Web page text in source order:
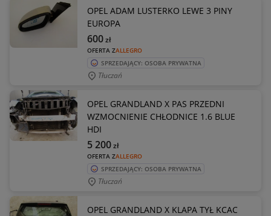
OPEL ADAM LUSTERKO LEWE 3 PINY
EUROPA
OFERTA ZALLEGRO
600zł
SPRZEDAJĄCY: OSOBA PRYWATNA
Tłuczań
OPEL GRANDLAND X PAS PRZEDNI
WZMOCNIENIE CHŁODNICE 1.6 BLUE
HDI
OFERTA ZALLEGRO
5 200zł
SPRZEDAJĄCY: OSOBA PRYWATNA
Tłuczań
OPEL GRANDLAND X KLAPA TYŁ KCAC